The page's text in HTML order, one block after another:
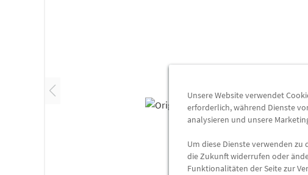
Unsere Website verwendet
erforderlich, während Dienste
analysieren und unsere
Um diese Dienste verwenden
die Zukunft widerrufen oder
Funktionalitäten der Seite zur